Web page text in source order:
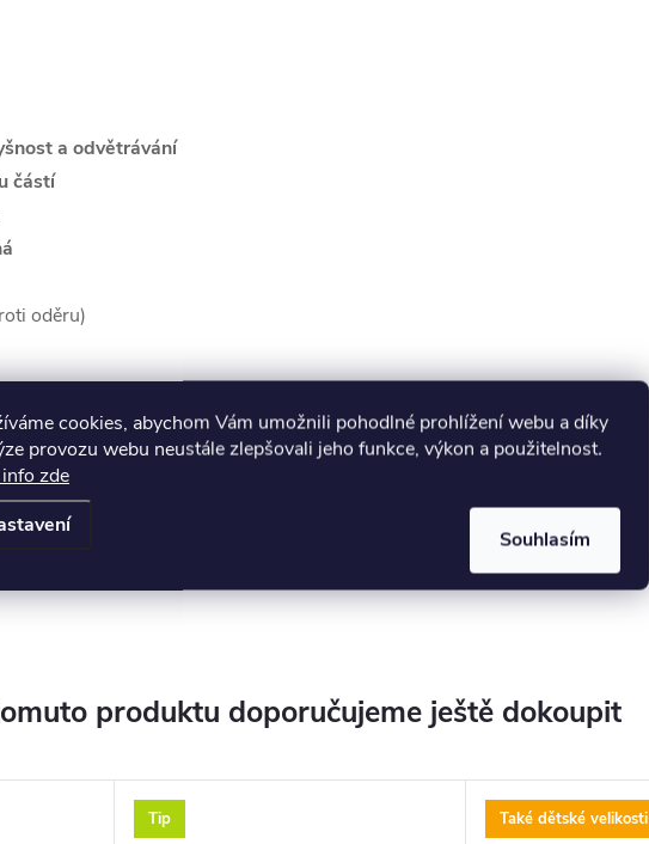
cookies, abychom Vám umožnili pohodlné prohlížení webu a díky
provozu webu neustále zlepšovali jeho funkce, výkon a použitelnost.
zde
Souhlasím
a odvětrávání
částí
oděru)
produktu doporučujeme ještě dokoupit
Tip Také dětské velikosti